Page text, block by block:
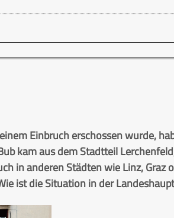
Einbruch erschossen wurde,
kam aus dem Stadtteil
in anderen Städten wie Linz, Graz
ist die Situation in der